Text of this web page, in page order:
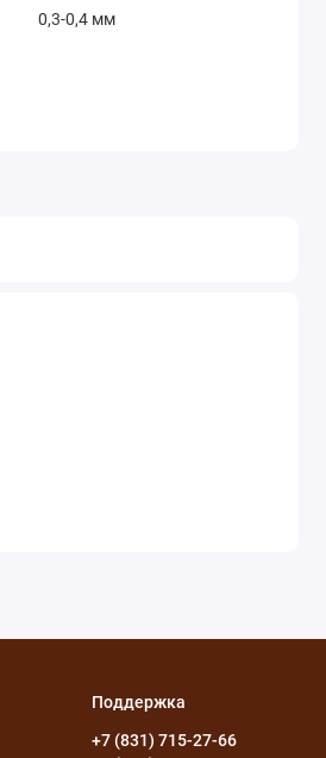
0,3-0,4 мм
Поддержка
+7 (831) 715-27-66